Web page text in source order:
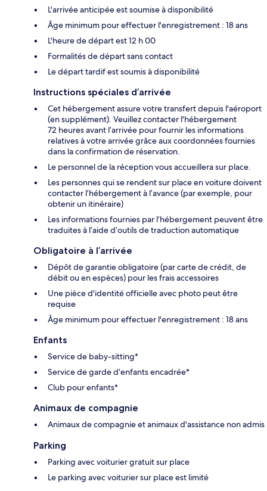
L'arrivée anticipée est soumise à disponibilité
Âge minimum pour effectuer l'enregistrement : 18 ans
L'heure de départ est 12 h 00
Formalités de départ sans contact
Le départ tardif est soumis à disponibilité
Instructions spéciales d’arrivée
Cet hébergement assure votre transfert depuis l'aéroport
(en supplément). Veuillez contacter l'hébergement
72 heures avant l’arrivée pour fournir les informations
relatives à votre arrivée grâce aux coordonnées fournies
dans la confirmation de réservation.
Le personnel de la réception vous accueillera sur place.
Les personnes qui se rendent sur place en voiture doivent
contacter l’hébergement à l’avance (par exemple, pour
obtenir un itinéraire)
Les informations fournies par l’hébergement peuvent être
traduites à l’aide d’outils de traduction automatique
Obligatoire à l’arrivée
Dépôt de garantie obligatoire (par carte de crédit, de
débit ou en espèces) pour les frais accessoires
Une pièce d'identité officielle avec photo peut être
requise
Âge minimum pour effectuer l'enregistrement : 18 ans
Enfants
Service de baby-sitting*
Service de garde d’enfants encadrée*
Club pour enfants*
Animaux de compagnie
Animaux de compagnie et animaux d'assistance non admis
Parking
Parking avec voiturier gratuit sur place
Le parking avec voiturier sur place est limité